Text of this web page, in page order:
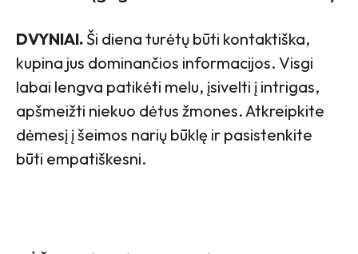
DVYNIAI. Ši diena turėtų būti kontaktiška,
kupina jus dominančios informacijos. Visgi
labai lengva patikėti melu, įsivelti į intrigas,
apšmeižti niekuo dėtus žmones. Atkreipkite
dėmesį į šeimos narių būklę ir pasistenkite
būti empatiškesni.